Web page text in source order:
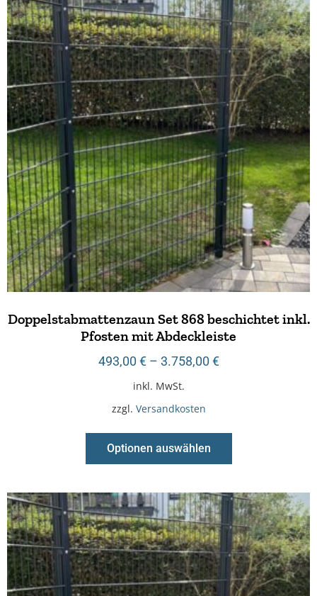
Doppelstabmattenzaun Set 868 beschichtet inkl.
Pfosten mit Abdeckleiste
493,00 €– 3.758,00 €
inkl. MwSt.
zzgl. Versandkosten
Optionen auswählen